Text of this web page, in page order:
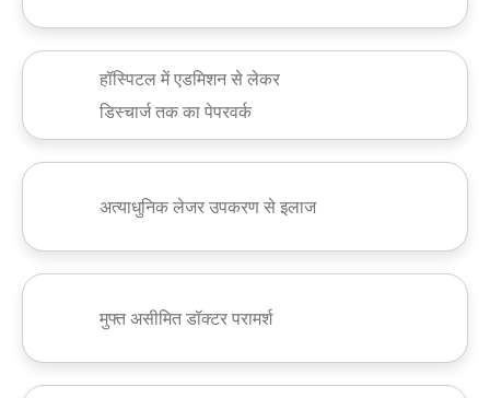
हॉस्पिटल में एडमिशन से लेकर
डिस्चार्ज तक का पेपरवर्क
अत्याधुनिक लेजर उपकरण से इलाज
मुफ्त असीमित डॉक्टर परामर्श